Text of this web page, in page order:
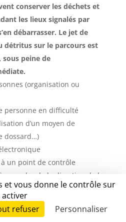
conserver les déchets et
les lieux signalés par
débarrasser. Le jet de
détritus sur le parcours est
peine de
(organisation ou
personne en difficulté
d’un moyen de
dossard…)
un point de contrôle
un ordre de la direction de la
de course, d’un chef de
d’un secouriste
dopage
et vous donne le contrôle sur
activer
refuser Personnaliser